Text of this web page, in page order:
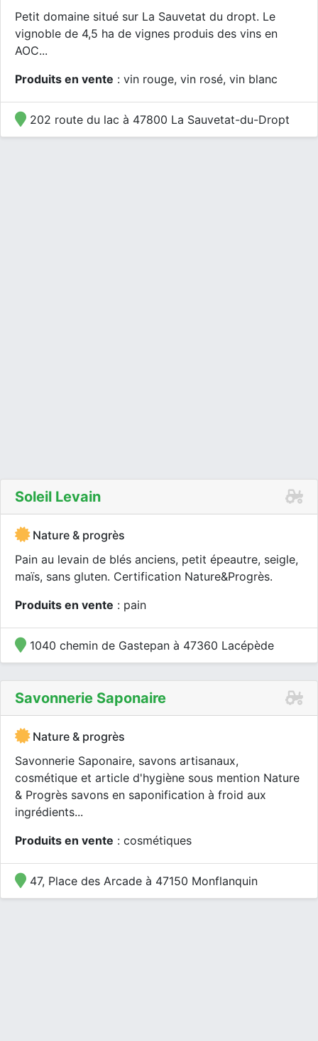
Petit domaine situé sur La Sauvetat du dropt. Le
vignoble de 4,5 ha de vignes produis des vins en
AOC...
Produits en vente : vin rouge, vin rosé, vin blanc
202 route du lac à 47800 La Sauvetat-du-Dropt
Soleil Levain
Nature & progrès
Pain au levain de blés anciens, petit épeautre, seigle,
maïs, sans gluten. Certification Nature&Progrès.
Produits en vente : pain
1040 chemin de Gastepan à 47360 Lacépède
Savonnerie Saponaire
Nature & progrès
Savonnerie Saponaire, savons artisanaux,
cosmétique et article d'hygiène sous mention Nature
& Progrès savons en saponification à froid aux
ingrédients...
Produits en vente : cosmétiques
47, Place des Arcade à 47150 Monflanquin